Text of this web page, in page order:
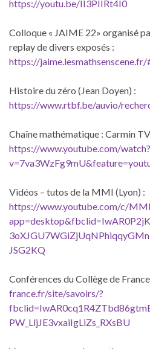
https://youtu.be/II3PIIRt4I0
Colloque « JAIME 22» organisé
replay de divers exposés :
https://jaime.lesmathsenscene.fr/
Histoire du zéro (Jean Doyen) :
https://www.rtbf.be/auvio/
Chaîne mathématique : Carmin
https://www.youtube.com/watch?
Vidéos – tutos de la MMI (Lyon) :
https://www.youtube.com/c/
JSG2KQ
Conférences du Collège de
france.fr/site/savoirs/?
PW_LljJE3vxaiIgLiZs_RXsBU